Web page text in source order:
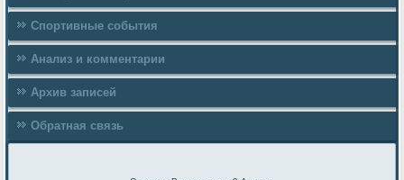
Спортивные события
Анализ и комментарии
Архив записей
Обратная связь